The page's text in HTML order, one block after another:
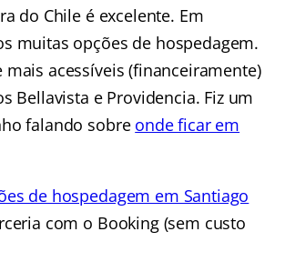
do Chile é excelente. Em
muitas opções de hospedagem.
mais acessíveis (financeiramente)
Bellavista e Providencia. Fiz um
falando sobre onde ficar em
de hospedagem em Santiago
com o Booking (sem custo